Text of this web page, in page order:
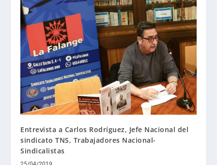
Entrevista a Carlos Rodríguez, Jefe Nacional del
sindicato TNS, Trabajadores Nacional-
Sindicalistas